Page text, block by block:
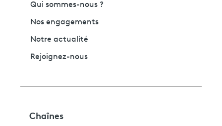
Qui sommes-nous ?
Nos engagements
Notre actualité
Rejoignez-nous
Chaînes